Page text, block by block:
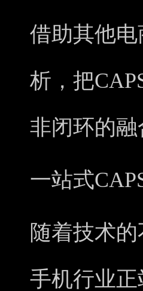
借助其他
析，把
非闭环的融
一站式
随着技术
手机行业